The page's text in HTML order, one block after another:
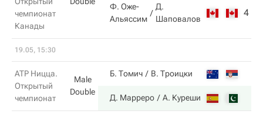
чемпионат
Канады
Ф. Оже-
Альяссим
Д.
Шаповалов
4
19.05, 15:30
ATP Ницца.
Открытый
чемпионат
Male
Double
Б. Томич В. Троицки
Д. Марреро А. Куреши